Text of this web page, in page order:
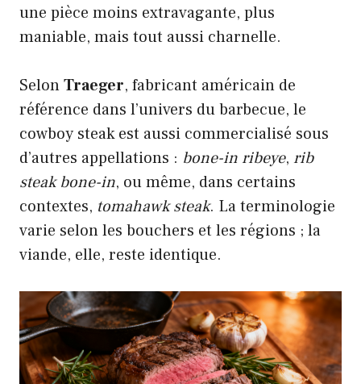
une pièce moins extravagante, plus
maniable, mais tout aussi charnelle.
SelonTraeger, fabricant américain de
référence dans l’univers du barbecue, le
cowboy steak est aussi commercialisé sous
d’autres appellations : bone-in ribeye, rib
steak bone-in, ou même, dans certains
contextes, tomahawk steak. La terminologie
varie selon les bouchers et les régions ; la
viande, elle, reste identique.